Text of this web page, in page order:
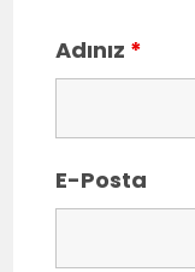
Adınız *
E-Posta